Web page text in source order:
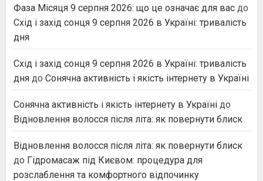
Фаза Місяця 9 серпня 2026: що це означає для вас до
Схід і захід сонця 9 серпня 2026 в Україні: тривалість
дня
Схід і захід сонця 9 серпня 2026 в Україні: тривалість
дня до Сонячна активність і якість інтернету в Україні
Сонячна активність і якість інтернету в Україні до
Відновлення волосся після літа: як повернути блиск
Відновлення волосся після літа: як повернути блиск
до Гідромасаж під Києвом: процедура для
розслаблення та комфортного відпочинку